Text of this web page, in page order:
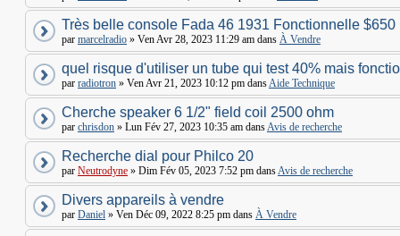
Très belle console Fada 46 1931 Fonctionnelle $650
par marcelradio » Ven Avr 28, 2023 11:29 am dans À Vendre
quel risque d'utiliser un tube qui test 40% mais
par radiotron » Ven Avr 21, 2023 10:12 pm dansAide Technique
Cherche speaker 6 1/2" field coil 2500 ohm
par chrisdon » Lun Fév 27, 2023 10:35 am dansAvis de recherche
Recherche dial pour Philco 20
par Neutrodyne » Dim Fév 05, 2023 7:52 pm dansAvis de recherche
Divers appareils à vendre
par Daniel » Ven Déc 09, 2022 8:25 pm dans À Vendre